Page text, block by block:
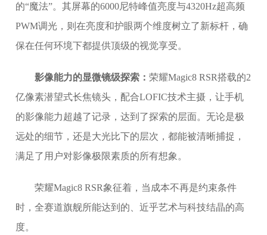
的“魔法”。其屏幕的6000尼特峰值亮度与4320Hz超高频
PWM调光，则在亮度和护眼两个维度树立了新标杆，确
保在任何环境下都提供顶级的视觉享受。
影像能力的显微镜级探索：荣耀Magic8 RSR搭载的2
亿像素潜望式长焦镜头，配合LOFIC技术主摄，让手机
的影像能力超越了记录，达到了探索的层面。无论是极
远处的细节，还是大光比下的层次，都能被清晰捕捉，
满足了用户对影像极限素质的所有想象。
荣耀Magic8 RSR象征着，当成本不再是约束条件
时，全赛道旗舰所能达到的、近乎艺术与科技结晶的高
度。